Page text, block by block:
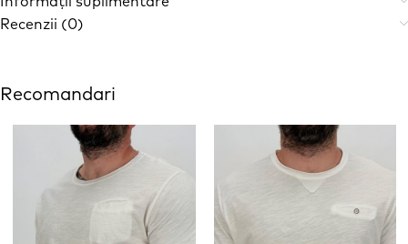
Recenzii (0)
Recomandari